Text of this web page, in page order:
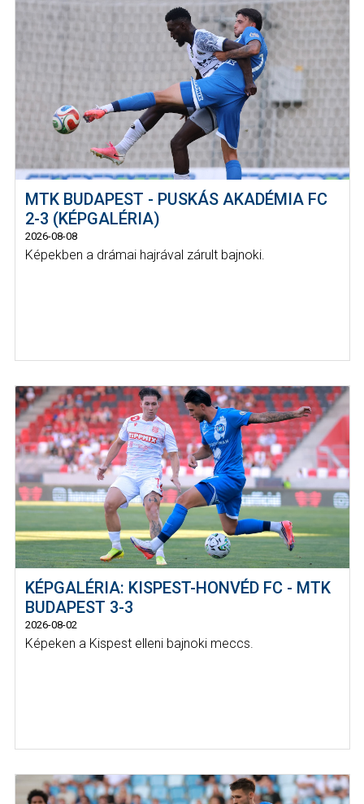
MTK BUDAPEST - PUSKÁS AKADÉMIA FC
2-3 (KÉPGALÉRIA)
2026-08-08
Képekben a drámai hajrával zárult bajnoki.
KÉPGALÉRIA: KISPEST-HONVÉD FC - MTK
BUDAPEST 3-3
2026-08-02
Képeken a Kispest elleni bajnoki meccs.